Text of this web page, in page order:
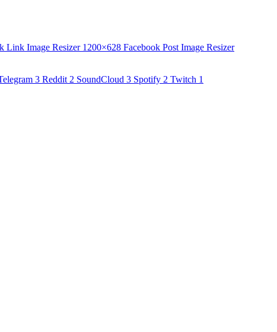
Link Image Resizer 1200×628 Facebook Post Image Resizer
3 Reddit 2 SoundCloud 3 Spotify 2 Twitch 1